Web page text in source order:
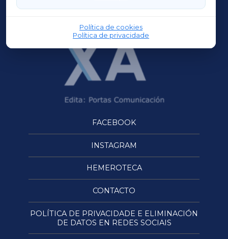
Política de cookies
Política de privacidade
OURENSEXA
FACEBOOK
INSTAGRAM
HEMEROTECA
CONTACTO
POLÍTICA DE PRIVACIDADE E ELIMINACIÓN
DE DATOS EN REDES SOCIAIS